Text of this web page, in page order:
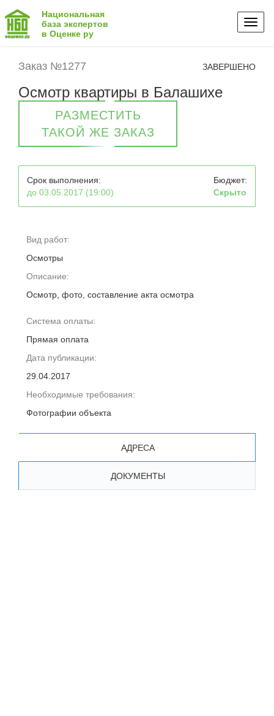
Национальная
база экспертов
в Оценке ру
Заказ №1277 ЗАВЕРШЕНО
Осмотр квартиры в Балашихе
РАЗМЕСТИТЬ
ТАКОЙ ЖЕ ЗАКАЗ
Срок выполнения:
до 03.05.2017 (19:00)
Бюджет:
Скрыто
Вид работ:
Осмотры
Описание:
Осмотр, фото, составление акта осмотра
Система оплаты:
Прямая оплата
Дата публикации:
29.04.2017
Необходимые требования:
Фотографии объекта
АДРЕСА
ДОКУМЕНТЫ